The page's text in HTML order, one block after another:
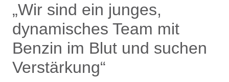
„Wir sind ein junges,
dynamisches Team mit
Benzin im Blut und suchen
Verstärkung“